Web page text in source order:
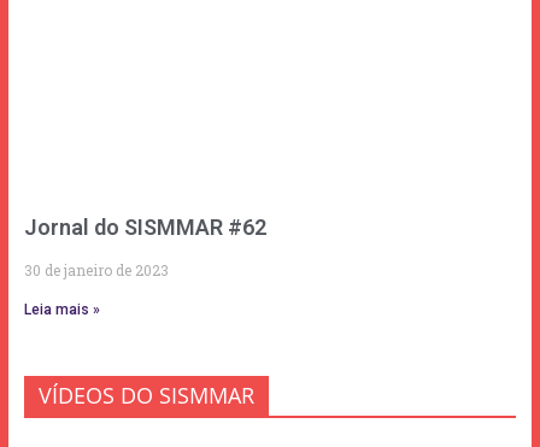
Jornal do SISMMAR #62
30 de janeiro de 2023
Leia mais »
VÍDEOS DO SISMMAR